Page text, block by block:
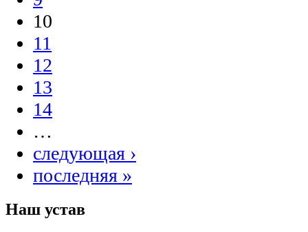
10
11
12
13
14
…
следующая ›
последняя »
Наш устав